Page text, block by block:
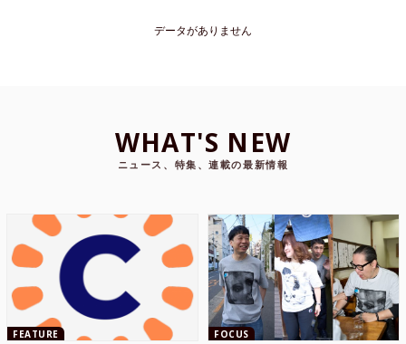
データがありません
WHAT'S NEW
ニュース、特集、連載の最新情報
FEATURE FOCUS